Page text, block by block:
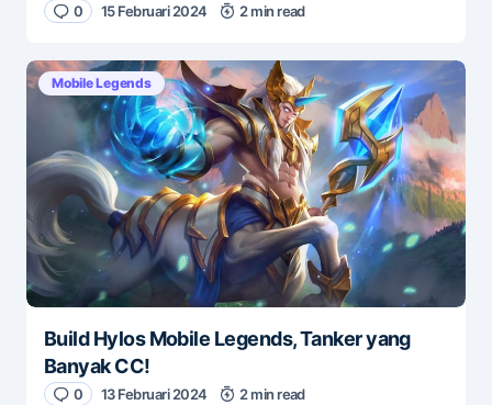
0 15 Februari 2024 2 min read
Mobile Legends
Build Hylos Mobile Legends, Tanker yang
Banyak CC!
0 13 Februari 2024 2 min read